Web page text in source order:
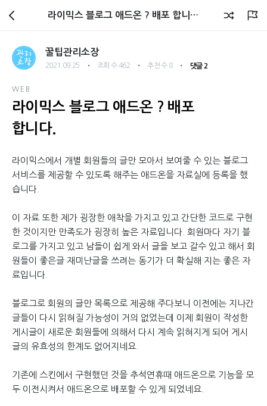
관리소장 블로그 라이믹스 블로그 애드온 ? 배포 합니다.
꿀팁관리소장
2021.09.25 ・ 조회 수 462 ・ 추천 수 8 ・ 댓글 2
WEB
라이믹스 블로그 애드온 ? 배포
합니다.
라이믹스에서 개별 회원들의 글만 모아서 보여줄 수 있는 블로그
서비스를 제공할 수 있도록 해주는 애드온을 자료실에 등록을 했
습니다.
이 자료 또한 제가 굉장한 애착을 가지고 있고 간단한 코드로 구현
한 것이지만 만족도가 굉장히 높은 자료입니다. 회원마다 자기 블
로그를 가지고 있고 남들이 쉽게 와서 글을 보고 갈수 있고 해서 회
원들이 좋은글 재미난글을 쓰려는 동기가 더 확실해 지는 좋은 자
료입니다.
블로그로 회원의 글만 목록으로 제공해 주다보니 이전에는 지나간
글들이 다시 읽혀질 가능성이 거의 없었는데 이제 회원이 작성한
게시글이 새로운 회원들에 의해서 다시 계속 읽혀지게 되어 게시
글의 유효성의 한계도 없어지네요.
기존에 스킨에서 구현했던 것을 추석연휴때 애드온으로 기능을 모
두 이전시켜서 애드온으로 배포할 수 있게 되었네요.